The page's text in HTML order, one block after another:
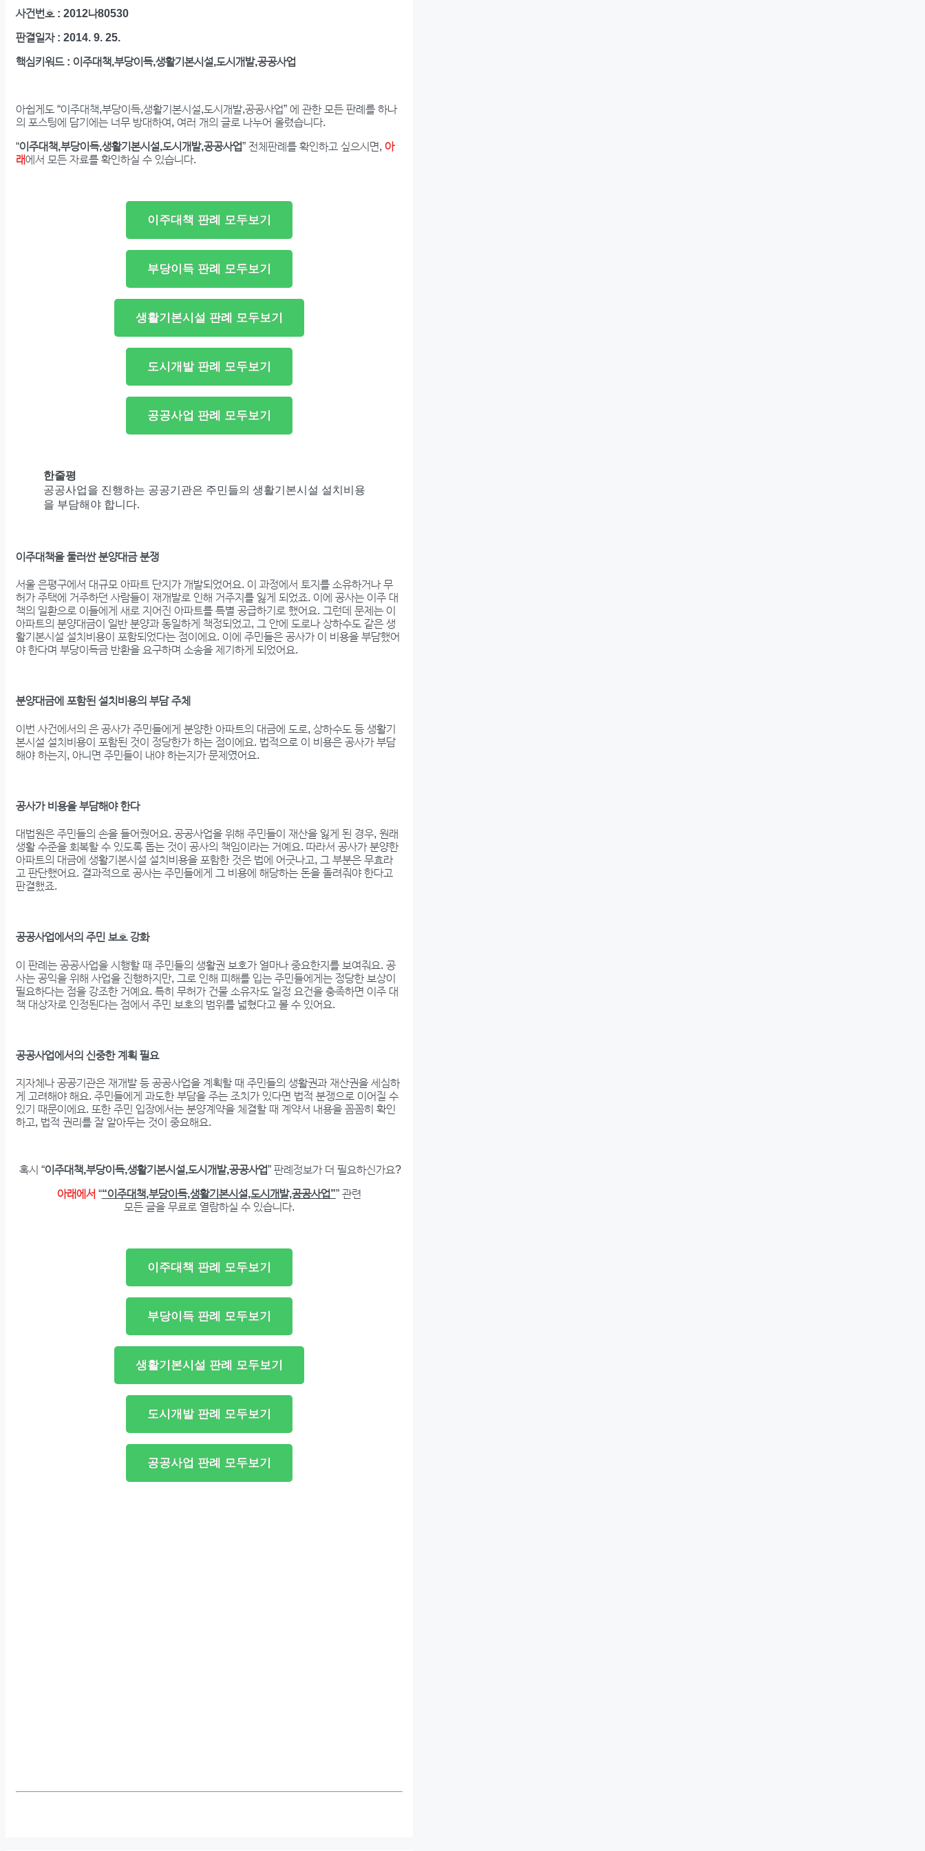
사건번호 : 2012나80530
판결일자 : 2014. 9. 25.
핵심키워드 : 이주대책,부당이득,생활기본시설,도시개발,공공사업
아쉽게도 “이주대책,부당이득,생활기본시설,도시개발,공공사업” 에 관한 모든 판례를 하나
의 포스팅에 담기에는 너무 방대하여, 여러 개의 글로 나누어 올렸습니다.
“이주대책,부당이득,생활기본시설,도시개발,공공사업” 전체판례를 확인하고 싶으시면, 아
래에서 모든 자료를 확인하실 수 있습니다.
이주대책 판례 모두보기
부당이득 판례 모두보기
생활기본시설 판례 모두보기
도시개발 판례 모두보기
공공사업 판례 모두보기
한줄평
공공사업을 진행하는 공공기관은 주민들의 생활기본시설 설치비용
을 부담해야 합니다.
이주대책을 둘러싼 분양대금 분쟁
서울 은평구에서 대규모 아파트 단지가 개발되었어요. 이 과정에서 토지를 소유하거나 무
허가 주택에 거주하던 사람들이 재개발로 인해 거주지를 잃게 되었죠. 이에 공사는 이주 대
책의 일환으로 이들에게 새로 지어진 아파트를 특별 공급하기로 했어요. 그런데 문제는 이
아파트의 분양대금이 일반 분양과 동일하게 책정되었고, 그 안에 도로나 상하수도 같은 생
활기본시설 설치비용이 포함되었다는 점이에요. 이에 주민들은 공사가 이 비용을 부담했어
야 한다며 부당이득금 반환을 요구하며 소송을 제기하게 되었어요.
분양대금에 포함된 설치비용의 부담 주체
이번 사건에서의 은 공사가 주민들에게 분양한 아파트의 대금에 도로, 상하수도 등 생활기
본시설 설치비용이 포함된 것이 정당한가 하는 점이에요. 법적으로 이 비용은 공사가 부담
해야 하는지, 아니면 주민들이 내야 하는지가 문제였어요.
공사가 비용을 부담해야 한다
대법원은 주민들의 손을 들어줬어요. 공공사업을 위해 주민들이 재산을 잃게 된 경우, 원래
생활 수준을 회복할 수 있도록 돕는 것이 공사의 책임이라는 거예요. 따라서 공사가 분양한
아파트의 대금에 생활기본시설 설치비용을 포함한 것은 법에 어긋나고, 그 부분은 무효라
고 판단했어요. 결과적으로 공사는 주민들에게 그 비용에 해당하는 돈을 돌려줘야 한다고
판결했죠.
공공사업에서의 주민 보호 강화
이 판례는 공공사업을 시행할 때 주민들의 생활권 보호가 얼마나 중요한지를 보여줘요. 공
사는 공익을 위해 사업을 진행하지만, 그로 인해 피해를 입는 주민들에게는 정당한 보상이
필요하다는 점을 강조한 거예요. 특히 무허가 건물 소유자도 일정 요건을 충족하면 이주 대
책 대상자로 인정된다는 점에서 주민 보호의 범위를 넓혔다고 볼 수 있어요.
공공사업에서의 신중한 계획 필요
지자체나 공공기관은 재개발 등 공공사업을 계획할 때 주민들의 생활권과 재산권을 세심하
게 고려해야 해요. 주민들에게 과도한 부담을 주는 조치가 있다면 법적 분쟁으로 이어질 수
있기 때문이에요. 또한 주민 입장에서는 분양계약을 체결할 때 계약서 내용을 꼼꼼히 확인
하고, 법적 권리를 잘 알아두는 것이 중요해요.
혹시 “이주대책,부당이득,생활기본시설,도시개발,공공사업” 판례정보가 더 필요하신가요?
아래에서 ““이주대책,부당이득,생활기본시설,도시개발,공공사업”” 관련
모든 글을 무료로 열람하실 수 있습니다.
이주대책 판례 모두보기
부당이득 판례 모두보기
생활기본시설 판례 모두보기
도시개발 판례 모두보기
공공사업 판례 모두보기